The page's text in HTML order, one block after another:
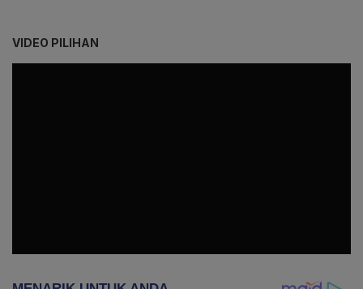
VIDEO PILIHAN